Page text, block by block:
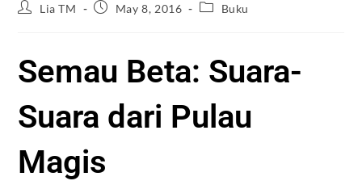
Lia TM May 8, 2016 Buku
Semau Beta: Suara-
Suara dari Pulau
Magis